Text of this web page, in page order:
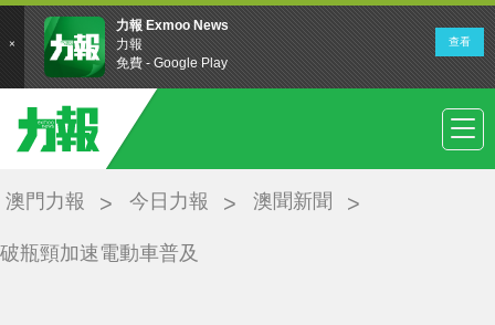
澳門力報 今日力報 澳聞新聞
破瓶頸加速電動車普及